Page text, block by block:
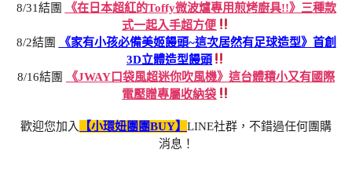
8/31結團
《在日本超紅的Toffy微波爐專用煎烤廚具!!》三種款
式一起入手超方便
8/2結團
《家有小孩必備美姬饅頭~這次居然有足球造型》首創
3D立體造型饅頭
8/16結團
《JWAY口袋風超迷你吹風機》這台體積小又有國際
電壓贈專屬收納袋
歡迎您加入 【小環妞團團BUY】 LINE社群，不錯過任何團購
消息！